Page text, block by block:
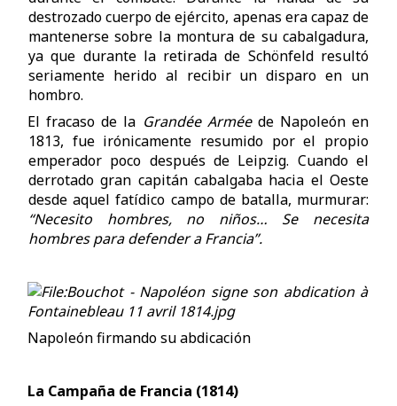
destrozado cuerpo de ejército, apenas era capaz de
mantenerse sobre la montura de su cabalgadura,
ya que durante la retirada de Schönfeld resultó
seriamente herido al recibir un disparo en un
hombro.
El fracaso de la Grandée Arméede Napoleón en
1813, fue irónicamente resumido por el propio
emperador poco después de Leipzig. Cuando el
derrotado gran capitán cabalgaba hacia el Oeste
desde aquel fatídico campo de batalla, murmurar:
“Necesito hombres, no niños… Se necesita
hombres para defender a Francia”.
Napoleón firmando su abdicación
La Campaña de Francia (1814)